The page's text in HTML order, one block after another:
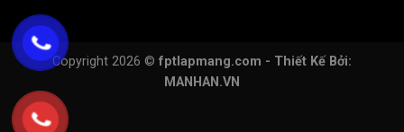
Copyright 2026 © fptlapmang.com - Thiết Kế Bởi:
MANHAN.VN